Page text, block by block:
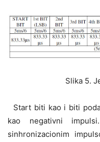
Slika 5.
Start biti kao i biti
kao negativni
sinhronizacionim